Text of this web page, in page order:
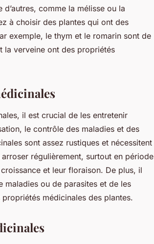
comme la mélisse ou la
à choisir des plantes qui ont des
exemple, le thym et le romarin sont de
la verveine ont des propriétés
il est crucial de les entretenir
le contrôle des maladies et des
sont assez rustiques et nécessitent
régulièrement, surtout en période
et leur floraison. De plus, il
maladies ou de parasites et de les
médicinales des plantes.